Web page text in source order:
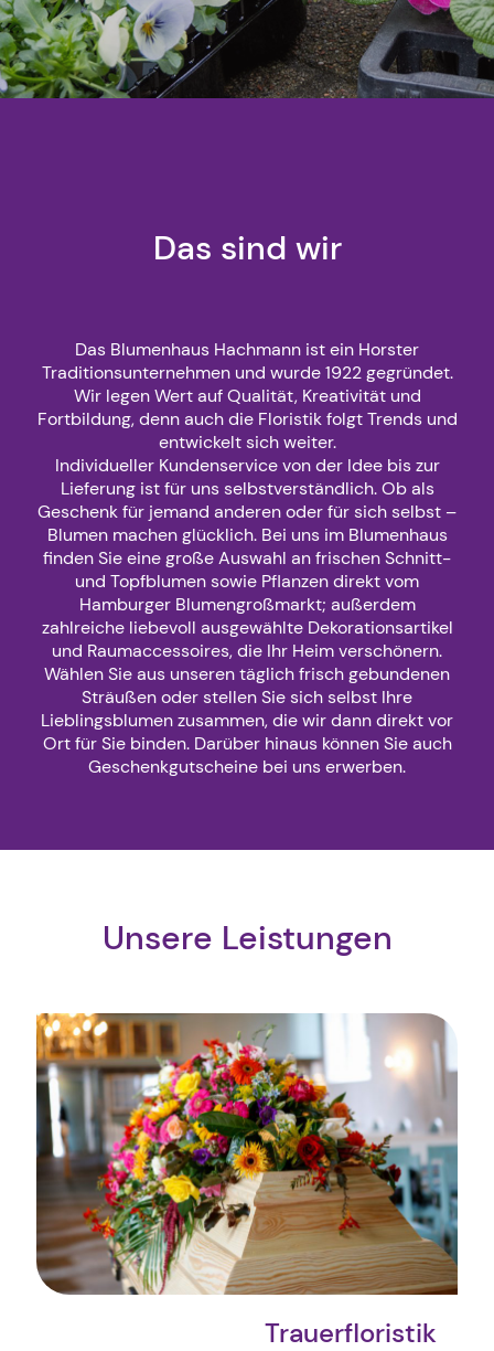
Das sind wir
Das Blumenhaus Hachmann ist ein Horster
Traditionsunternehmen und wurde 1922 gegründet.
Wir legen Wert auf Qualität, Kreativität und
Fortbildung, denn auch die Floristik folgt Trends und
entwickelt sich weiter.
Individueller Kundenservice von der Idee bis zur
Lieferung ist für uns selbstverständlich. Ob als
Geschenk für jemand anderen oder für sich selbst –
Blumen machen glücklich. Bei uns im Blumenhaus
finden Sie eine große Auswahl an frischen Schnitt-
und Topfblumen sowie Pflanzen direkt vom
Hamburger Blumengroßmarkt; außerdem
zahlreiche liebevoll ausgewählte Dekorationsartikel
und Raumaccessoires, die Ihr Heim verschönern.
Wählen Sie aus unseren täglich frisch gebundenen
Sträußen oder stellen Sie sich selbst Ihre
Lieblingsblumen zusammen, die wir dann direkt vor
Ort für Sie binden. Darüber hinaus können Sie auch
Geschenkgutscheine bei uns erwerben.
Unsere Leistungen
Trauerfloristik